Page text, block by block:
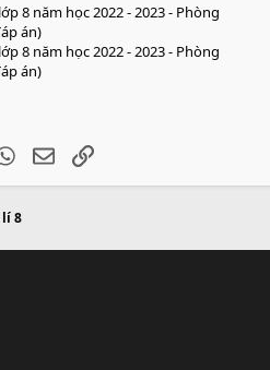
8 năm học 2022 - 2023 - Phòng
án)
8 năm học 2022 - 2023 - Phòng
án)
WhatsApp
EmailLink
8